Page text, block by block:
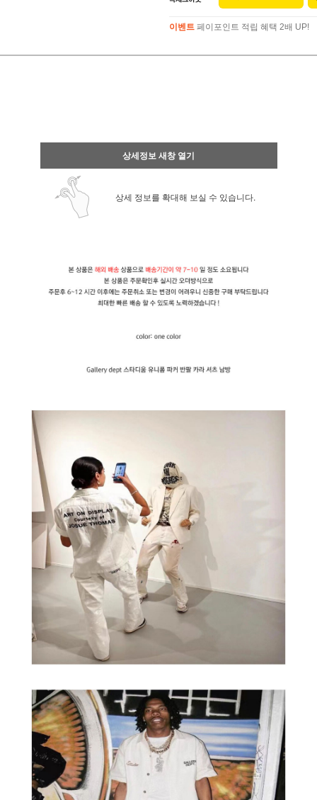
이벤트 페이포인트 적립 혜택 2배 UP!
상세정보 새창 열기
상세 정보를 확대해 보실 수 있습니다.